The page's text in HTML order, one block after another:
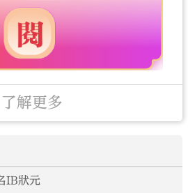
了解更多
IB狀元